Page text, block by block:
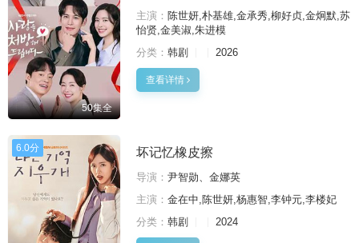
50集全
主演： 陈世妍,朴基雄,金承秀,柳好贞,金炯默,苏
怡贤,金美淑,朱进模
分类： 韩剧 2026
查看详情
6.0分 坏记忆橡皮擦
导演： 尹智勋、金娜英
主演： 金在中,陈世妍,杨惠智,李钟元,李楼妃
分类： 韩剧 2024